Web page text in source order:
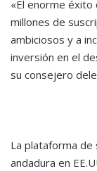
«El enorme
millones de
ambiciosos y a
inversión en el
su consejero
La plataforma de
andadura en